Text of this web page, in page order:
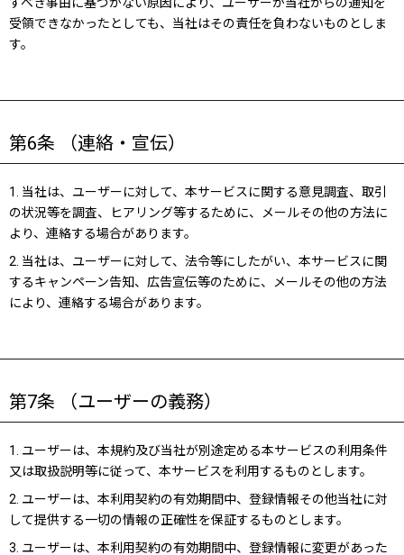
すべき事由に基づかない原因により、ユーザーが当社からの通知を
受領できなかったとしても、当社はその責任を負わないものとしま
す。
第6条 （連絡・宣伝）
1. 当社は、ユーザーに対して、本サービスに関する意見調査、取引
の状況等を調査、ヒアリング等するために、メールその他の方法に
より、連絡する場合があります。
2. 当社は、ユーザーに対して、法令等にしたがい、本サービスに関
するキャンペーン告知、広告宣伝等のために、メールその他の方法
により、連絡する場合があります。
第7条 （ユーザーの義務）
1. ユーザーは、本規約及び当社が別途定める本サービスの利用条件
又は取扱説明等に従って、本サービスを利用するものとします。
2. ユーザーは、本利用契約の有効期間中、登録情報その他当社に対
して提供する一切の情報の正確性を保証するものとします。
3. ユーザーは、本利用契約の有効期間中、登録情報に変更があった